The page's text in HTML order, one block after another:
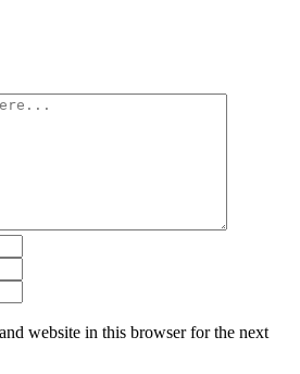
website in this browser for the next